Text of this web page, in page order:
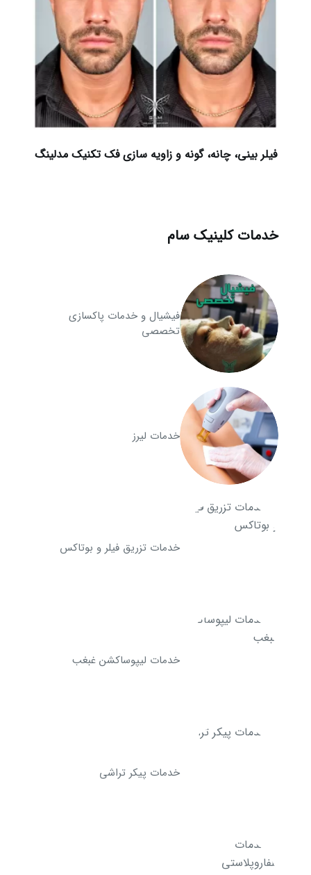
فیلر بینی، چانه، گونه و زاویه سازی فک تکنیک مدلینگ
خدمات کلینیک سام
فیشیال و خدمات پاکسازی
تخصصی
خدمات لیرز
خدمات تزریق فیلر و بوتاکس
خدمات لیپوساکشن غبغب
خدمات پیکر تراشی